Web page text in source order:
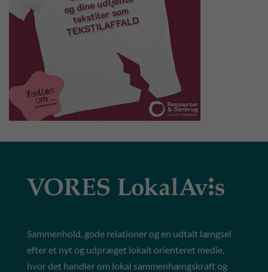
Sammenhold, gode relationer og en udtalt længsel
efter et nyt og udpræget lokalt orienteret medie,
hvor det handler om lokal sammenhængskraft og